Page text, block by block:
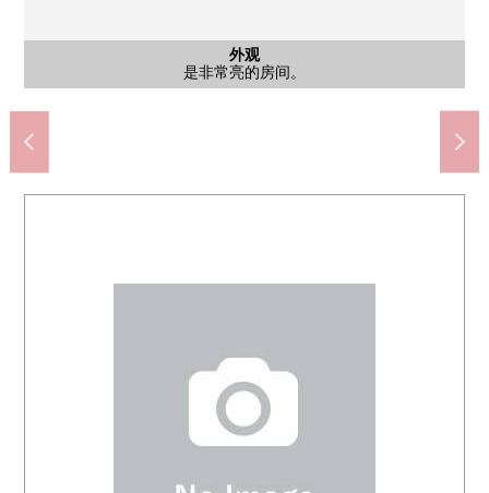
外观
是非常亮的房间。
入口
有稳重的感的"Emblem"
风景
在前面有公园，开放感觉也是某一个通风好的房间。
风景
在前面有公园，开放感觉也是某一个通风好的房间。
风景
在前面有公园，开放感觉也是某一个通风好的房间。
风景
在前面有公园，开放感觉也是某一个通风好的房间。
风景
在前面有公园，开放感觉也是某一个通风好的房间。
风景
在前面有公园，开放感觉也是某一个通风好的房间。
风景
在前面有公园，开放感觉也是某一个通风好的房间。
外观
在西南一侧公园有开放感觉。
外观
在西南一侧公园有开放感觉。
外观
阳光在西南一侧公园良好。
外观
阳光在西南一侧公园良好。
外观
在西南一侧公园有开放感觉。
外观
是清静的住宅地
外观
前面道路(是清静的住宅地。)